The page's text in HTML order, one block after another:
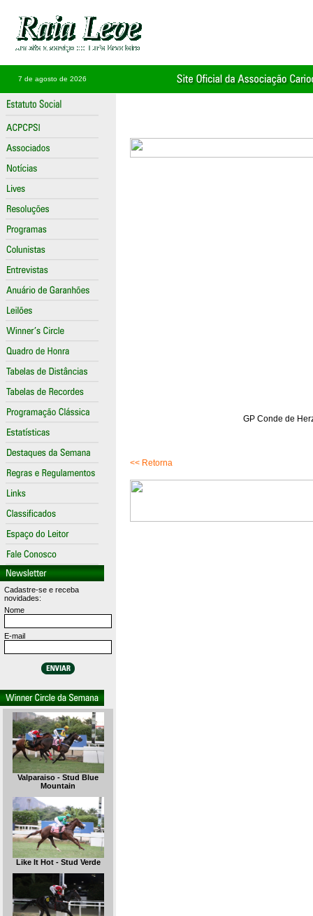
7 de agosto de 2026
Cadastre-se e receba
novidades:
Nome
E-mail
Valparaiso - Stud Blue
Mountain
Like It Hot - Stud Verde
GP Conde de
<< Retorna